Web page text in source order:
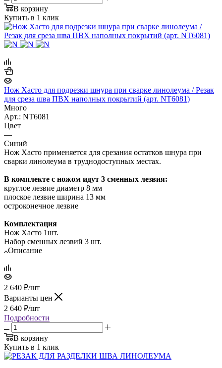
В корзину
Купить в 1 клик
Нож Хасто для подрезки шнура при сварке линолеума / Резак
для среза шва ПВХ наполных покрытий (арт. NT6081)
Много
Арт.: NT6081
Цвет
—
Синий
Нож Хасто применяется для срезания остатков шнура при
сварки линолеума в труднодоступных местах.
В комплекте с ножом идут 3 сменных лезвия:
круглое лезвие диаметр 8 мм
плоское лезвие ширина 13 мм
остроконечное лезвие
Комплектация
Нож Хасто 1шт.
Набор сменных лезвий 3 шт.
Описание
2 640 ₽/шт
Варианты цен
2 640 ₽/шт
Подробности
В корзину
Купить в 1 клик